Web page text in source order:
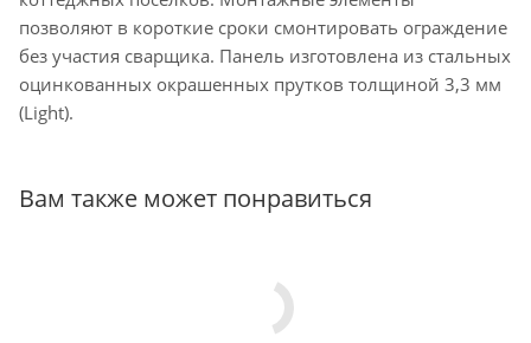
позволяют в короткие сроки смонтировать ограждение
без участия сварщика. Панель изготовлена из стальных
оцинкованных окрашенных прутков толщиной 3,3 мм
(Light).
Вам также может понравиться